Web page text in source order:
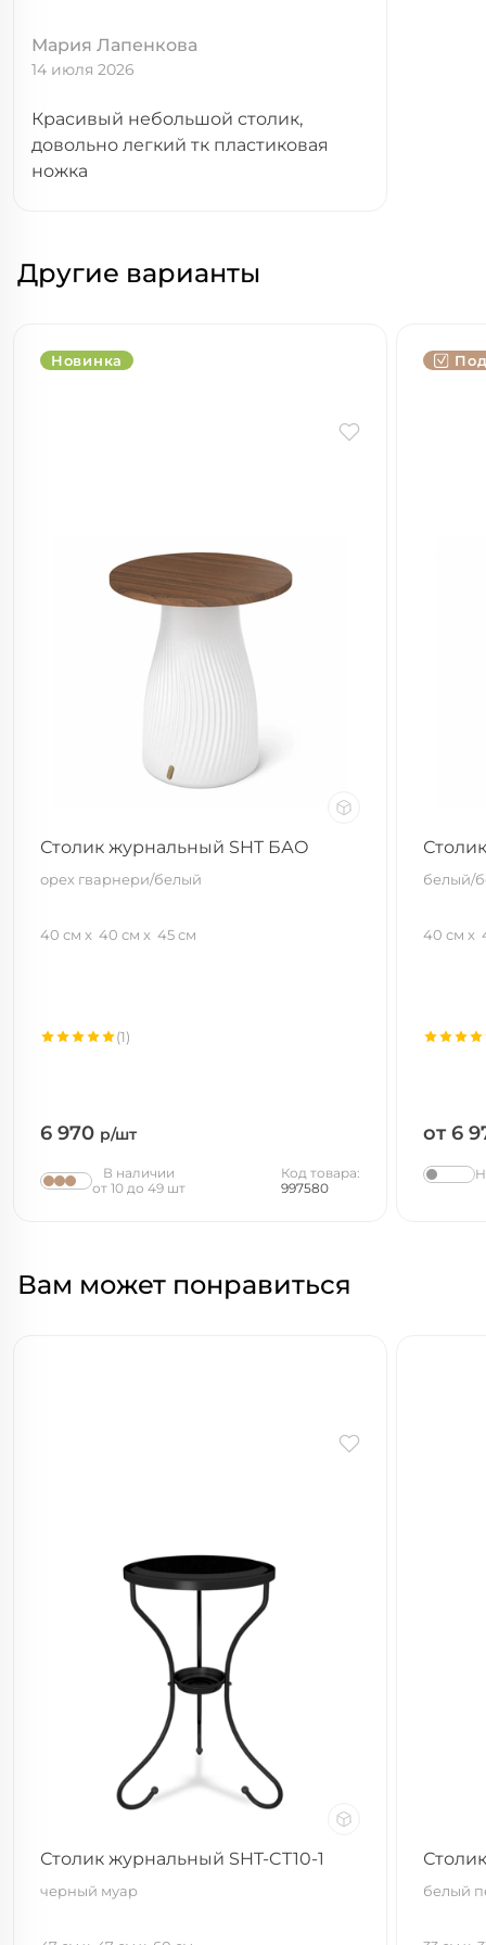
Мария Лапенкова
14 июля 2026
Красивый небольшой столик,
довольно легкий тк пластиковая
ножка
Другие варианты
Новинка
Столик журнальный SHT БАО
орех гварнери/белый
40 см 40 см 45 см
6 970 р/шт
(1)
В наличии
от 10 до 49 шт
Код товара:
997580
белый/
40 см
от 6
Вам может понравиться
Столик журнальный SHT-CT10-1
черный муар белый